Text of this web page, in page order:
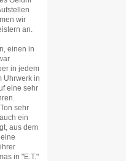
wir
an.
einen in
in jedem
Uhrwerk in
eine sehr
sehr
ein
aus dem
in "E.T."